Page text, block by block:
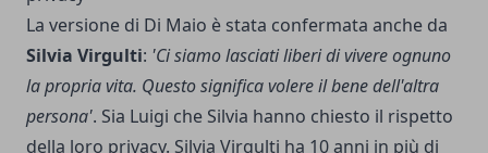
La versione di Di Maio è stata confermata anche da
Silvia Virgulti: 'Ci siamo lasciati liberi di vivere ognuno
la propria vita. Questo significa volere il bene dell'altra
persona'. Sia Luigi che Silvia hanno chiesto il rispetto
della loro privacy. Silvia Virgulti ha 10 anni in più di